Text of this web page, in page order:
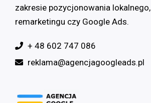
zakresie pozycjonowania lokalnego,
remarketingu czy Google Ads.
+ 48 602 747 086
reklama@agencjagoogleads.pl